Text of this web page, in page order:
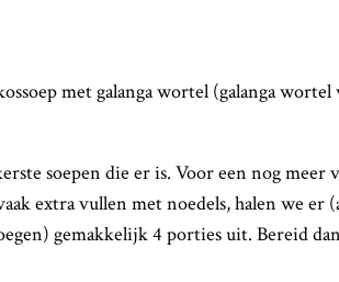
met galanga wortel (galanga
soepen die er is. Voor een nog meer
extra vullen met noedels, halen we er
gemakkelijk 4 porties uit. Bereid